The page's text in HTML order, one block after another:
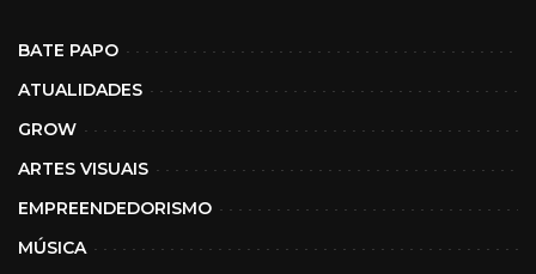
BATE PAPO
ATUALIDADES
GROW
ARTES VISUAIS
EMPREENDEDORISMO
MÚSICA